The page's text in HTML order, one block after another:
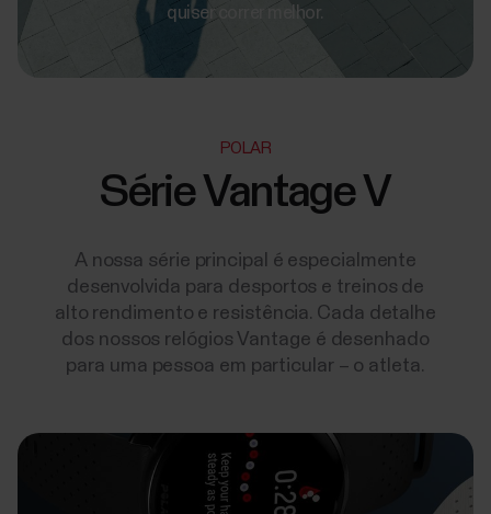
quiser correr melhor.
POLAR
Série Vantage V
A nossa série principal é especialmente
desenvolvida para desportos e treinos de
alto rendimento e resistência. Cada detalhe
dos nossos relógios Vantage é desenhado
para uma pessoa em particular – o atleta.